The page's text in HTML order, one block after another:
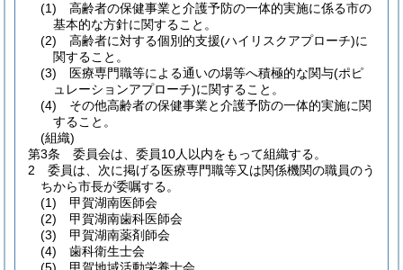
(1)
高齢者の保健事業と介護予防の一体的実施に係る市の
基本的な方針に関すること。
(2)
高齢者に対する個別的支援(ハイリスクアプローチ)に
関すること。
(3)
医療専門職等による通いの場等へ積極的な関与(ポピ
ュレーションアプローチ)に関すること。
(4)
その他高齢者の保健事業と介護予防の一体的実施に関
すること。
(組織)
第3条
委員会は、委員10人以内をもって組織する。
2
委員は、次に掲げる医療専門職等又は関係機関の職員のう
ちから市長が委嘱する。
(1)
甲賀湖南医師会
(2)
甲賀湖南歯科医師会
(3)
甲賀湖南薬剤師会
(4)
歯科衛生士会